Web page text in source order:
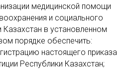
медицинской помощи
и социального
Казахстан в установленном
порядке обеспечить:
настоящего приказа
Республики Казахстан;